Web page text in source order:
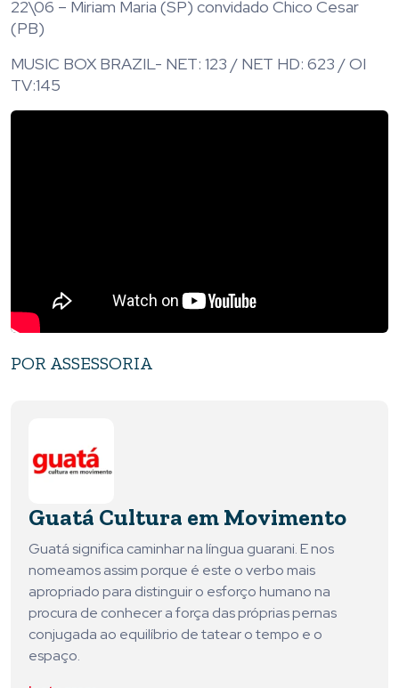
22\06 – Miriam Maria (SP) convidado Chico Cesar
(PB)
MUSIC BOX BRAZIL- NET: 123 / NET HD: 623 / OI
TV:145
POR ASSESSORIA
Guatá Cultura em Movimento
Guatá significa caminhar na língua guarani. E nos
nomeamos assim porque é este o verbo mais
apropriado para distinguir o esforço humano na
procura de conhecer a força das próprias pernas
conjugada ao equilíbrio de tatear o tempo e o
espaço.